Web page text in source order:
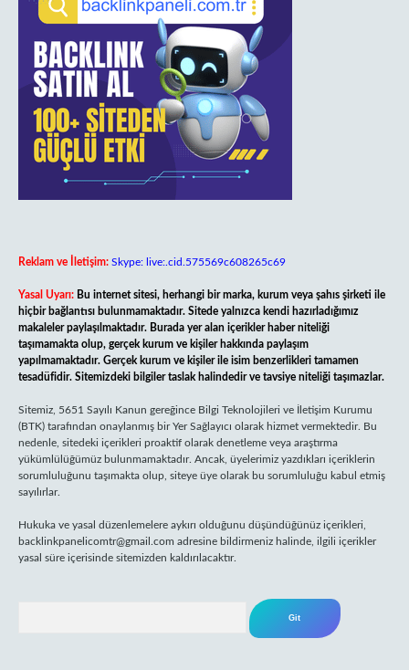
Reklam ve İletişim: Skype: live:.cid.575569c608265c69
Yasal Uyarı: Bu internet sitesi, herhangi bir marka, kurum veya şahıs şirketi ile
hiçbir bağlantısı bulunmamaktadır. Sitede yalnızca kendi hazırladığımız
makaleler paylaşılmaktadır. Burada yer alan içerikler haber niteliği
taşımamakta olup, gerçek kurum ve kişiler hakkında paylaşım
yapılmamaktadır. Gerçek kurum ve kişiler ile isim benzerlikleri tamamen
tesadüfidir. Sitemizdeki bilgiler taslak halindedir ve tavsiye niteliği taşımazlar.
Sitemiz, 5651 Sayılı Kanun gereğince Bilgi Teknolojileri ve İletişim Kurumu
(BTK) tarafından onaylanmış bir Yer Sağlayıcı olarak hizmet vermektedir. Bu
nedenle, sitedeki içerikleri proaktif olarak denetleme veya araştırma
yükümlülüğümüz bulunmamaktadır. Ancak, üyelerimiz yazdıkları içeriklerin
sorumluluğunu taşımakta olup, siteye üye olarak bu sorumluluğu kabul etmiş
sayılırlar.
Hukuka ve yasal düzenlemelere aykırı olduğunu düşündüğünüz içerikleri,
backlinkpanelicomtr@gmail.com adresine bildirmeniz halinde, ilgili içerikler
yasal süre içerisinde sitemizden kaldırılacaktır.